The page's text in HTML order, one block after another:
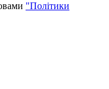
"Політики